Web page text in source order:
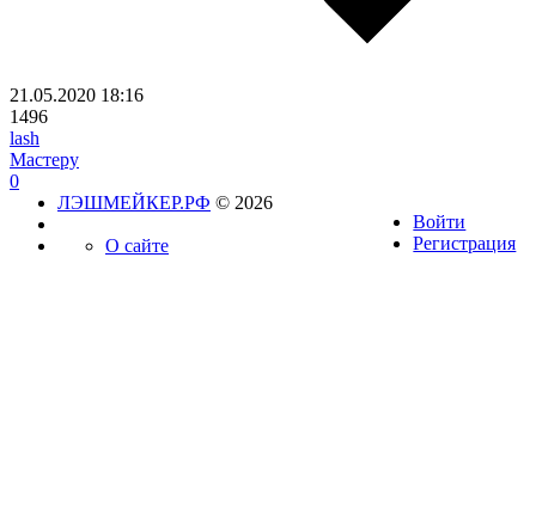
21.05.2020 18:16
1496
lash
Мастеру
0
Войти
Регистрация
ЛЭШМЕЙКЕР.РФ © 2026
О сайте